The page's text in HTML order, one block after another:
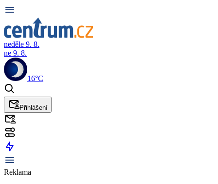
neděle 9. 8.
ne 9. 8.
16°C
Přihlášení
Reklama